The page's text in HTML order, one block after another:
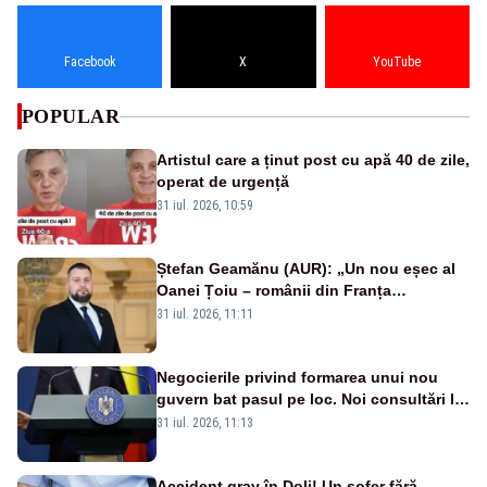
Facebook X YouTube
POPULAR
Artistul care a ținut post cu apă 40 de zile,
operat de urgență
31 iul. 2026, 10:59
Ștefan Geamănu (AUR): „Un nou eșec al
Oanei Țoiu – românii din Franța
abandonați de propriul minister de
31 iul. 2026, 11:11
Negocierile privind formarea unui nou
guvern bat pasul pe loc. Noi consultări la
Cotroceni, așteptate după mijlocul lunii
31 iul. 2026, 11:13